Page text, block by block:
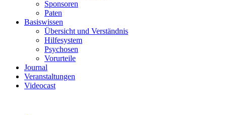
Sponsoren
Paten
Basiswissen
Übersicht und Verständnis
Hilfesystem
Psychosen
Vorurteile
Journal
Veranstaltungen
Videocast